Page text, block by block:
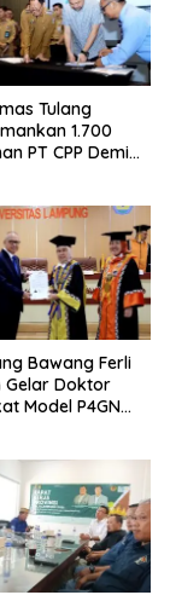
Tulang
1.700
PT CPP Demi
Bawang Ferli
Gelar Doktor
Model P4GN